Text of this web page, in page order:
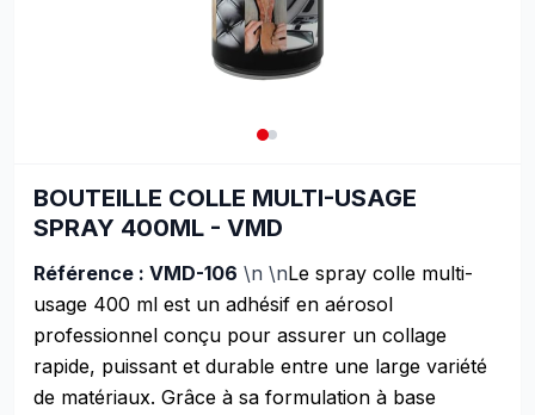
BOUTEILLE COLLE MULTI-USAGE
SPRAY 400ML - VMD
Référence : VMD-106 \n \nLe spray colle multi-
usage 400 ml est un adhésif en aérosol
professionnel conçu pour assurer un collage
rapide, puissant et durable entre une large variété
de matériaux. Grâce à sa formulation à base